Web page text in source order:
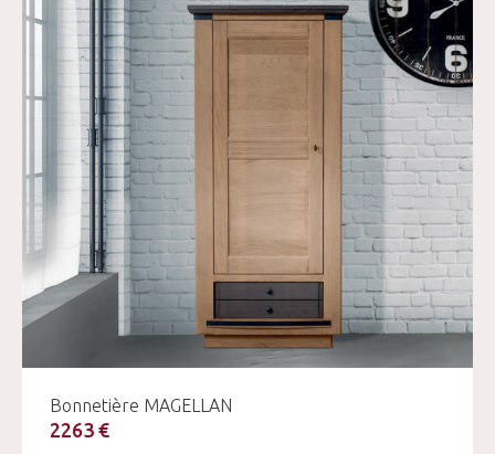
Bonnetière MAGELLAN
2263 €